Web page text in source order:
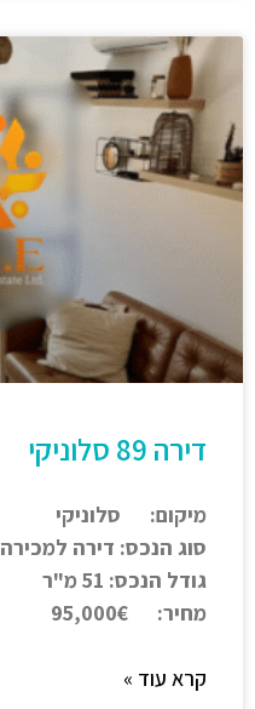
דירה 89 סלוניקי
מיקום: סלוניקי
סוג הנכס: דירה למכירה
גודל הנכס: 51 מ"ר
מחיר: 95,000€
קרא עוד »